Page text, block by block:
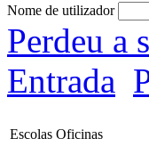
Nome de utilizador
Perdeu a
Entrada
Escolas Oficinas